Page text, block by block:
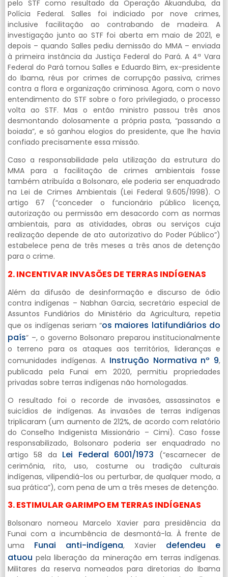
pelo STF como resultado da Operação Akuanduba, da
Polícia Federal. Salles foi indiciado por nove crimes,
inclusive facilitação ao contrabando de madeira. A
investigação junto ao STF foi aberta em maio de 2021, e
depois – quando Salles pediu demissão do MMA – enviada
à primeira instância da Justiça Federal do Pará. A 4ª Vara
Federal do Pará tornou Salles e Eduardo Bim, ex-presidente
do Ibama, réus por crimes de corrupção passiva, crimes
contra a flora e organização criminosa. Agora, com o novo
entendimento do STF sobre o foro privilegiado, o processo
volta ao STF. Mas o então ministro passou três anos
desmontando dolosamente a própria pasta, “passando a
boiada”, e só ganhou elogios do presidente, que lhe havia
confiado precisamente essa missão.
Caso a responsabilidade pela utilização da estrutura do
MMA para a facilitação de crimes ambientais fosse
também atribuída a Bolsonaro, ele poderia ser enquadrado
na Lei de Crimes Ambientais (Lei Federal 9.605/1998). O
artigo 67 (“conceder o funcionário público licença,
autorização ou permissão em desacordo com as normas
ambientais, para as atividades, obras ou serviços cuja
realização depende de ato autorizativo do Poder Público”)
estabelece pena de três meses a três anos de detenção
para o crime.
2. INCENTIVAR INVASÕES DE TERRAS INDÍGENAS
Além da difusão de desinformação e discurso de ódio
contra indígenas – Nabhan Garcia, secretário especial de
Assuntos Fundiários do Ministério da Agricultura, repetia
que os indígenas seriam “os maiores latifundiários do
país” –, o governo Bolsonaro preparou institucionalmente
o terreno para os ataques aos territórios, lideranças e
comunidades indígenas. A Instrução Normativa nº 9,
publicada pela Funai em 2020, permitiu propriedades
privadas sobre terras indígenas não homologadas.
O resultado foi o recorde de invasões, assassinatos e
suicídios de indígenas. As invasões de terras indígenas
triplicaram (um aumento de 212%, de acordo com relatório
do Conselho Indigenista Missionário – Cimi). Caso fosse
responsabilizado, Bolsonaro poderia ser enquadrado no
artigo 58 da Lei Federal 6001/1973 (“escarnecer de
cerimônia, rito, uso, costume ou tradição culturais
indígenas, vilipendiá-los ou perturbar, de qualquer modo, a
sua prática”), com pena de um a três meses de detenção.
3. ESTIMULAR GARIMPO EM TERRAS INDÍGENAS
Bolsonaro nomeou Marcelo Xavier para presidência da
Funai com a incumbência de desmontá-la. À frente de
uma Funai anti-indígena, Xavier defendeu e
atuou pela liberação da mineração em terras indígenas.
Militares da reserva nomeados para diretorias do Ibama